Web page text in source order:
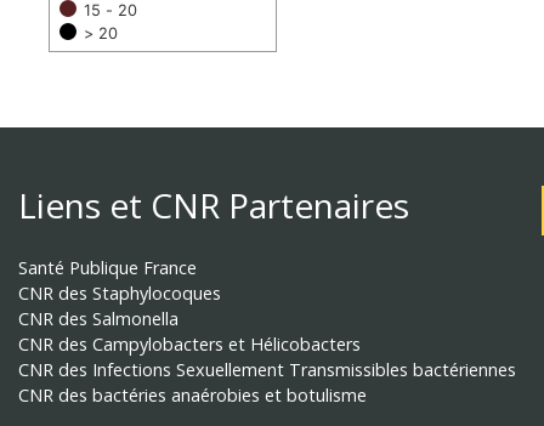
15 - 20
> 20
Liens et CNR Partenaires
Santé Publique France
CNR des Staphylocoques
CNR des Salmonella
CNR des Campylobacters et Hélicobacters
CNR des Infections Sexuellement Transmissibles bactériennes
CNR des bactéries anaérobies et botulisme